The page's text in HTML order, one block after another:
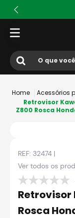
O que você busca?
ls2
4º fw3
5 º capacete ls2
jaqueta
7º
Acessórios
Retrovisor
Z800 Rosca
REF: 32474 |
Ver todos os
Retrovisor
Rosca